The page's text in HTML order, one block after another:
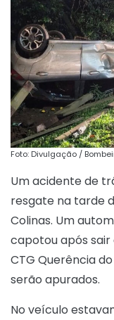
Foto: Divulgação /
Um acidente de
resgate na tarde
Colinas. Um
capotou após
CTG Querência
serão apurados.
No veículo